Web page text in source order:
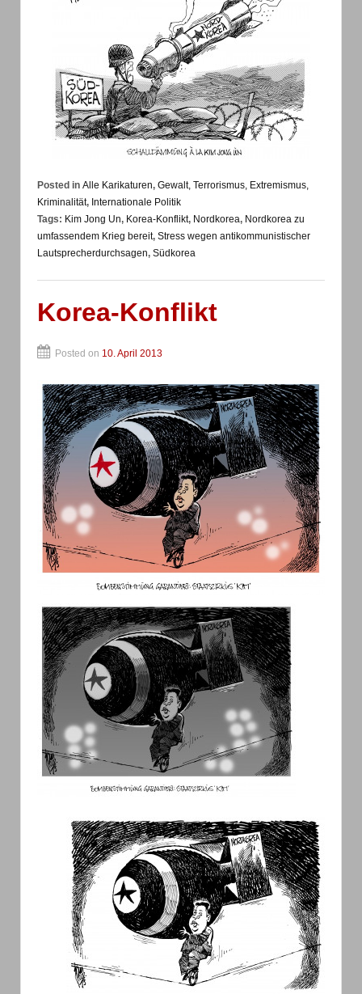
Posted in Alle Karikaturen, Gewalt, Terrorismus, Extremismus,
Kriminalität, Internationale Politik
Tags: Kim Jong Un, Korea-Konflikt, Nordkorea, Nordkorea zu
umfassendem Krieg bereit, Stress wegen antikommunistischer
Lautsprecherdurchsagen, Südkorea
Korea-Konflikt
Posted on 10. April 2013